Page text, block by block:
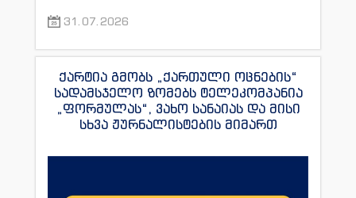
31.07.2026
ქარტია გმობს „ქართული ოცნების“
სადამსჯელო ზომებს ტელეკომპანია
„ფორმულას“, ვახო სანაიას და მისი
სხვა ჟურნალისტების მიმართ